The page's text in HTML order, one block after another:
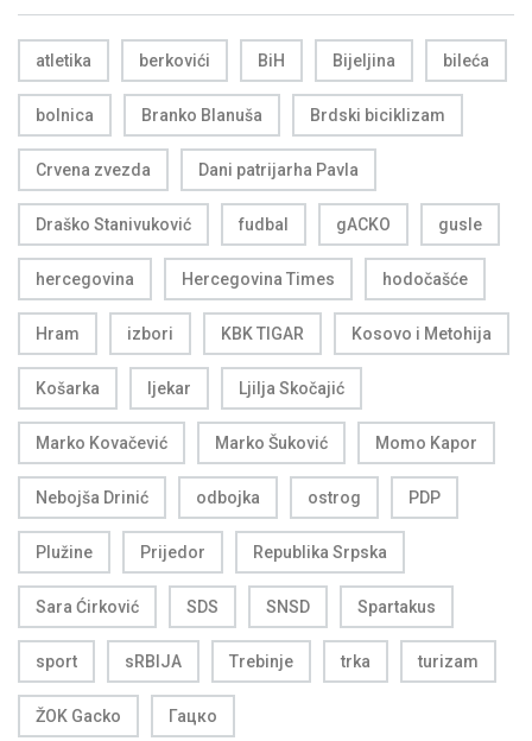
atletika berkovići BiH Bijeljina bileća
bolnica Branko Blanuša Brdski biciklizam
Crvena zvezda Dani patrijarha Pavla
Draško Stanivuković fudbal gACKO gusle
hercegovina Hercegovina Times hodočašće
Hram izbori KBK TIGAR Kosovo i Metohija
Košarka ljekar Ljilja Skočajić
Marko Kovačević Marko Šuković Momo Kapor
Nebojša Drinić odbojka ostrog PDP
Plužine Prijedor Republika Srpska
Sara Ćirković SDS SNSD Spartakus
sport sRBIJA Trebinje trka turizam
ŽOK Gacko Гацко